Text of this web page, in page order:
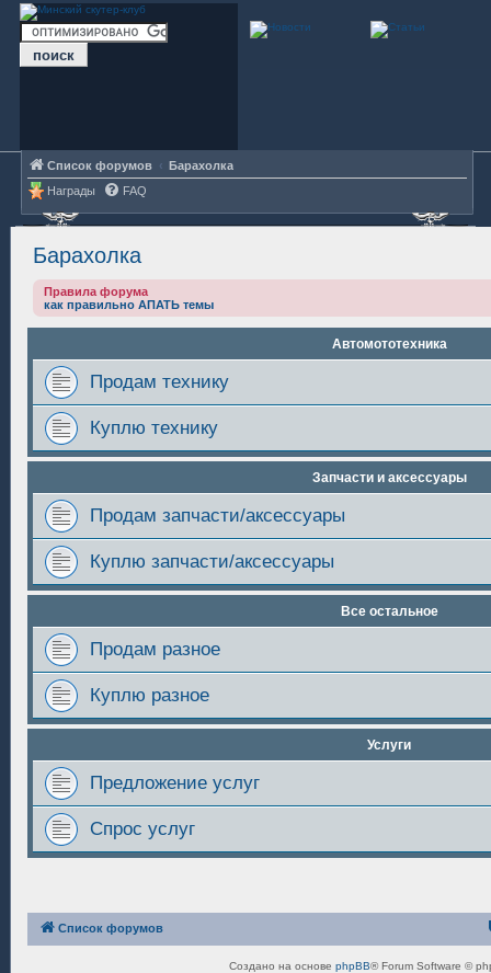
Список форумов
Барахолка
Награды
FAQ
Барахолка
Правила форума
как правильно АПАТЬ темы
Автомототехника
Продам технику
Куплю технику
Запчасти и аксессуары
Продам запчасти/аксессуары
Куплю запчасти/аксессуары
Все остальное
Продам разное
Куплю разное
Услуги
Предложение услуг
Спрос услуг
Список форумов
Создано на основе phpBB® Forum Software ©